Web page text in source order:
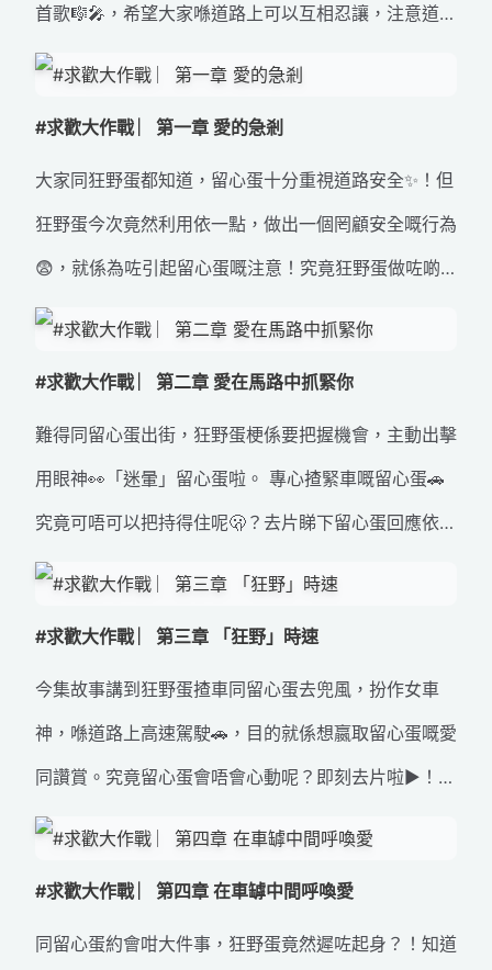
首歌🎼🎤，希望大家喺道路上可以互相忍讓，注意道路
安全，達至最終「路上零意外」嘅目標啦！ 未睇上集
#邪惡蛋
#求歡大作戰 ︳第一章 愛的急剎
大家同狂野蛋都知道，留心蛋十分重視道路安全✨！但
狂野蛋今次竟然利用依一點，做出一個罔顧安全嘅行為
😨，就係為咗引起留心蛋嘅注意！究竟狂野蛋做咗啲
咩呢？佢嘅計畫又成唔成功呢👀？想知道發生咩事就即
#求歡大作戰 ︳第二章 愛在馬路中抓緊你
難得同留心蛋出街，狂野蛋梗係要把握機會，主動出擊
用眼神👀「迷暈」留心蛋啦。 專心揸緊車嘅留心蛋🚗
究竟可唔可以把持得住呢🫢？去片睇下留心蛋回應依個
情況啦！▶️ #路上零意外 #好心態出行 #愛在馬路中抓
#求歡大作戰 ︳第三章 「狂野」時速
今集故事講到狂野蛋揸車同留心蛋去兜風，扮作女車
神，喺道路上高速駕駛🚗，目的就係想嬴取留心蛋嘅愛
同讚賞。究竟留心蛋會唔會心動呢？即刻去片啦▶️！ #
路上零意外 #好心態出行 #狂野時速 #留心蛋 #交通安
#求歡大作戰 ︳第四章 在車罅中間呼喚愛
同留心蛋約會咁大件事，狂野蛋竟然遲咗起身？！知道